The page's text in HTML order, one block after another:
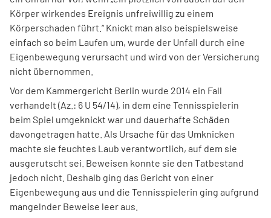
Körper wirkendes Ereignis unfreiwillig zu einem
Körperschaden führt.“ Knickt man also beispielsweise
einfach so beim Laufen um, wurde der Unfall durch eine
Eigenbewegung verursacht und wird von der Versicherung
nicht übernommen.
Vor dem Kammergericht Berlin wurde 2014 ein Fall
verhandelt (Az.: 6 U 54/14), in dem eine Tennisspielerin
beim Spiel umgeknickt war und dauerhafte Schäden
davongetragen hatte. Als Ursache für das Umknicken
machte sie feuchtes Laub verantwortlich, auf dem sie
ausgerutscht sei. Beweisen konnte sie den Tatbestand
jedoch nicht. Deshalb ging das Gericht von einer
Eigenbewegung aus und die Tennisspielerin ging aufgrund
mangelnder Beweise leer aus.